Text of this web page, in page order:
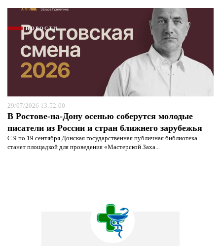
НОВОСТИ
29/07/2026 13:52:00
В Ростове-на-Дону осенью соберутся молодые
писатели из России и стран ближнего зарубежья
С 9 по 19 сентября Донская государственная публичная библиотека
станет площадкой для проведения «Мастерской Заха...